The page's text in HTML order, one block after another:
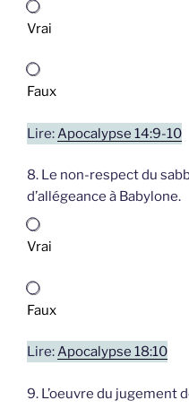
Vrai
Faux
Lire: Apocalypse 14:9-10
8. Le non-respect du
d’allégeance à Babylone.
Vrai
Faux
Lire:Apocalypse 18:10
9. L’oeuvre du jugement